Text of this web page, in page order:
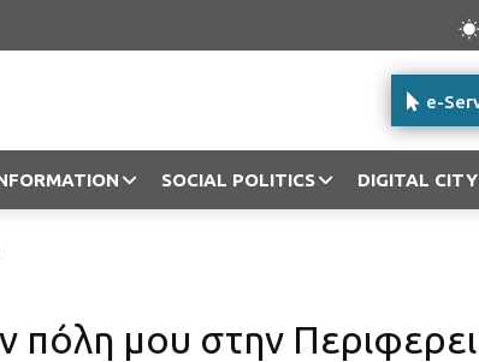
e-
SOCIAL POLITICS DIGITAL CITY
μου στην